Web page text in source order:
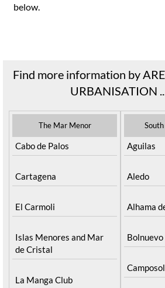
below.
Find more information by
URBANISATION .....
The Mar Menor
Cabo de Palos
Cartagena
El Carmoli
Islas Menores and Mar
de Cristal
La Manga Club
Aguilas
Aledo
Alhama
Bolnuevo
Camposol